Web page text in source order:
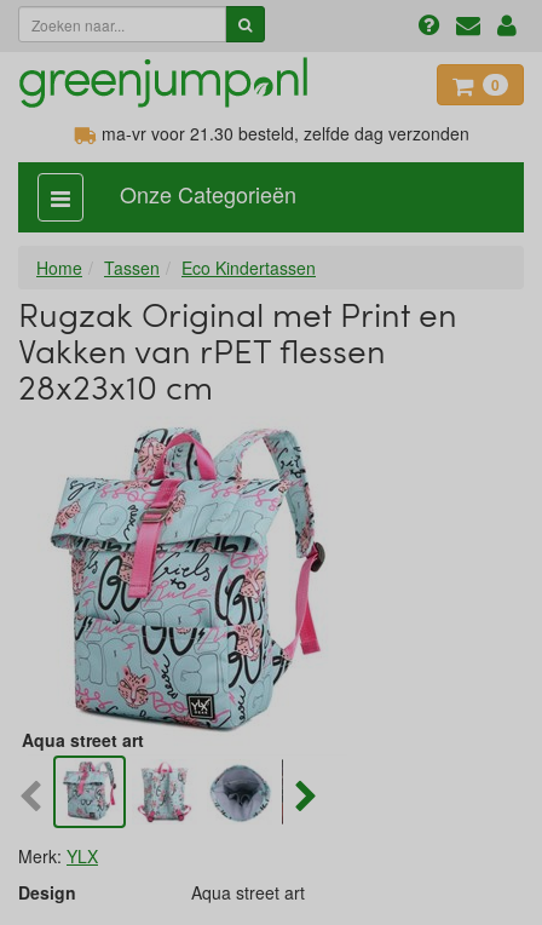
0
ma-vr voor 21.30 besteld, zelfde dag verzonden
categorie
aan,
Onze Categorieën
Home Tassen Eco Kindertassen
Rugzak Original met Print en
Vakken van rPET flessen
28x23x10 cm
Aqua street art
Merk: YLX
Design
Aqua street art